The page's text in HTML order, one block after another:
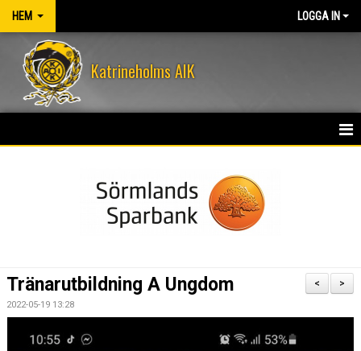
HEM LOGGA IN
Katrineholms AIK
KALENDER
VÅRA LEDARE
>
<
Tränarutbildning A Ungdom
2022-05-19 13:28